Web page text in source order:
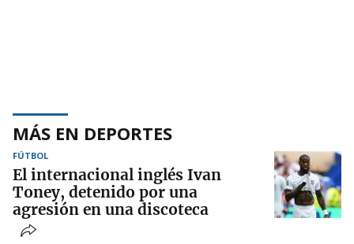
MÁS EN DEPORTES
FÚTBOL
El internacional inglés Ivan
Toney, detenido por una
agresión en una discoteca